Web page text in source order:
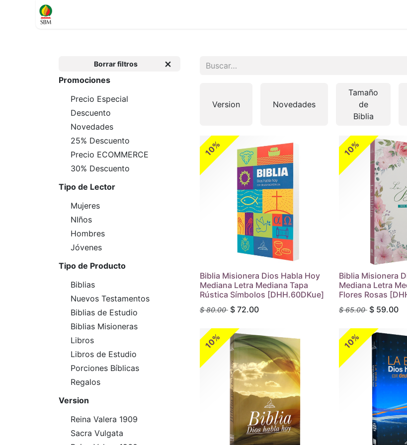
Borrar filtros
Promociones
Precio Especial
Descuento
Novedades
25% Descuento
Precio ECOMMERCE
30% Descuento
Tipo de Lector
Mujeres
NIños
Hombres
Jóvenes
Tipo de Producto
Biblias
Nuevos Testamentos
Biblias de Estudio
Biblias Misioneras
Libros
Libros de Estudio
Porciones Bíblicas
Regalos
Version
Reina Valera 1909
Sacra Vulgata
Version Novedades
Tamaño
de
Biblia
10%
Biblia Misionera Dios Habla Hoy
Mediana Letra Mediana Tapa
Rústica Símbolos [DHH.60DKue]
$80.00 $ 72.00
10%
Biblia Misionera
Mediana Letra
Flores Rosas
$65.00 $ 59.00
10% 10%